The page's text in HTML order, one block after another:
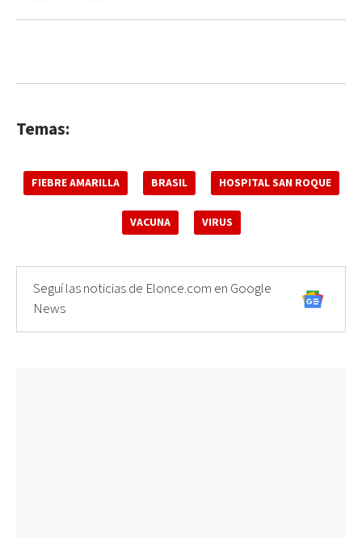
Temas:
FIEBRE AMARILLA BRASIL HOSPITAL SAN ROQUE
VACUNA VIRUS
Seguí las noticias de Elonce.com en Google
News